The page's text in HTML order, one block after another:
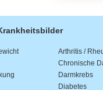
Arthritis /
Chronische
Darmkrebs
Diabetes